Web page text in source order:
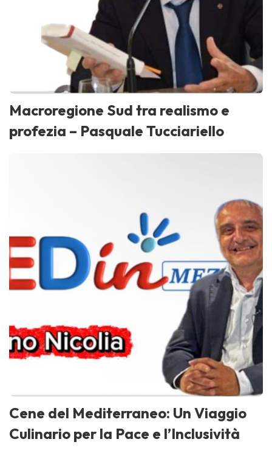
Macroregione Sud tra realismo e
profezia – Pasquale Tucciariello
Cene del Mediterraneo: Un Viaggio
Culinario per la Pace e l’Inclusività